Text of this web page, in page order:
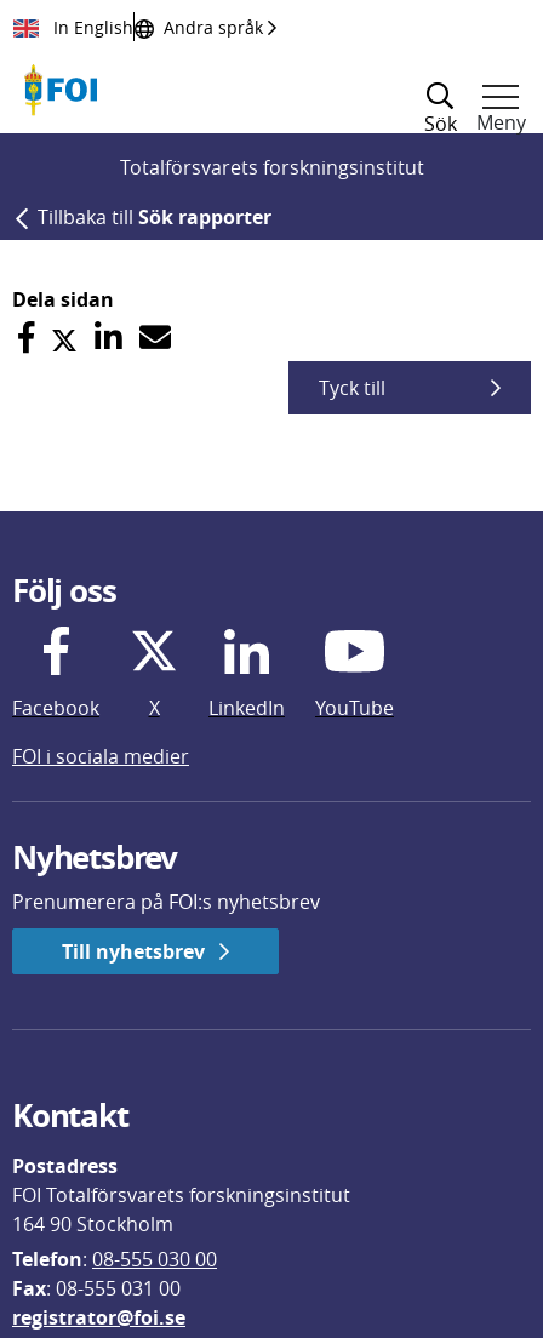
Till innehållet
In English Andra språk
Sök
Meny
Totalförsvarets forskningsinstitut
Tillbaka till Sök rapporter
Dela sidan
Tyck till
Följ oss
Facebook X LinkedIn
YouTube
FOI i sociala medier
Nyhetsbrev
Prenumerera på FOI:s nyhetsbrev
Till nyhetsbrev
Kontakt
Postadress
FOI Totalförsvarets forskningsinstitut
164 90 Stockholm
Telefon: 08-555 030 00
Fax: 08-555 031 00
registrator@foi.se